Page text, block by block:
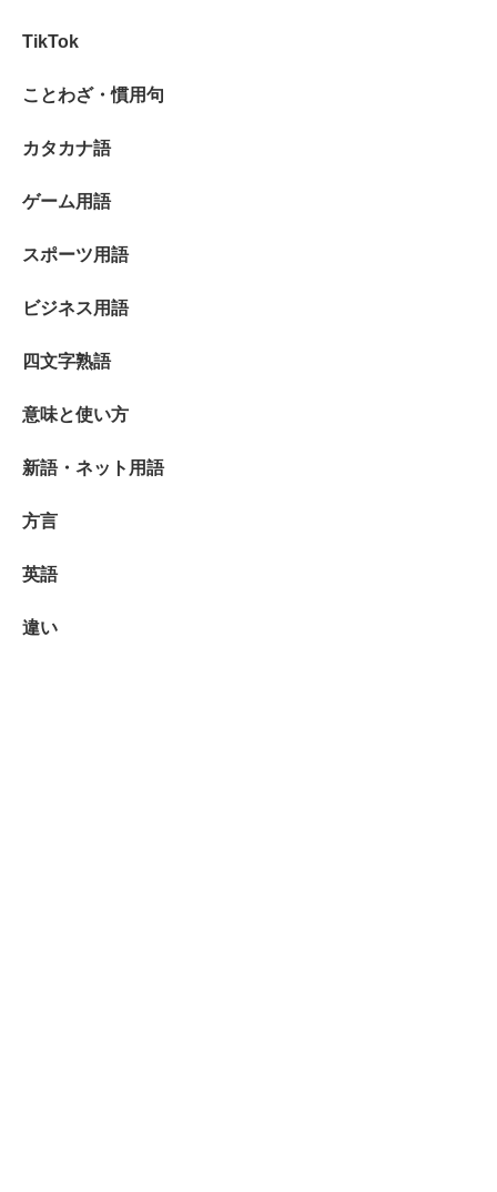
TikTok
ことわざ・慣用句
カタカナ語
ゲーム用語
スポーツ用語
ビジネス用語
四文字熟語
意味と使い方
新語・ネット用語
方言
英語
違い